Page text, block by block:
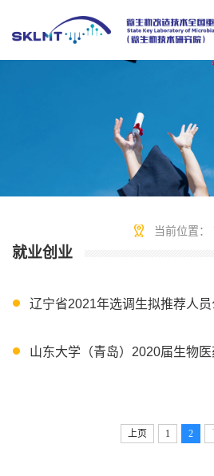
当前位置：
就业创业
辽宁省2021年选调生拟推荐人员
山东大学（青岛）2020届生物医药类专场招
上页 1 2